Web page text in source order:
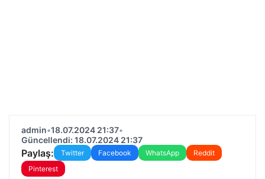
admin•18.07.2024 21:37•
Güncellendi: 18.07.2024 21:37
Paylaş: Twitter Facebook WhatsApp
Reddit
Pinterest